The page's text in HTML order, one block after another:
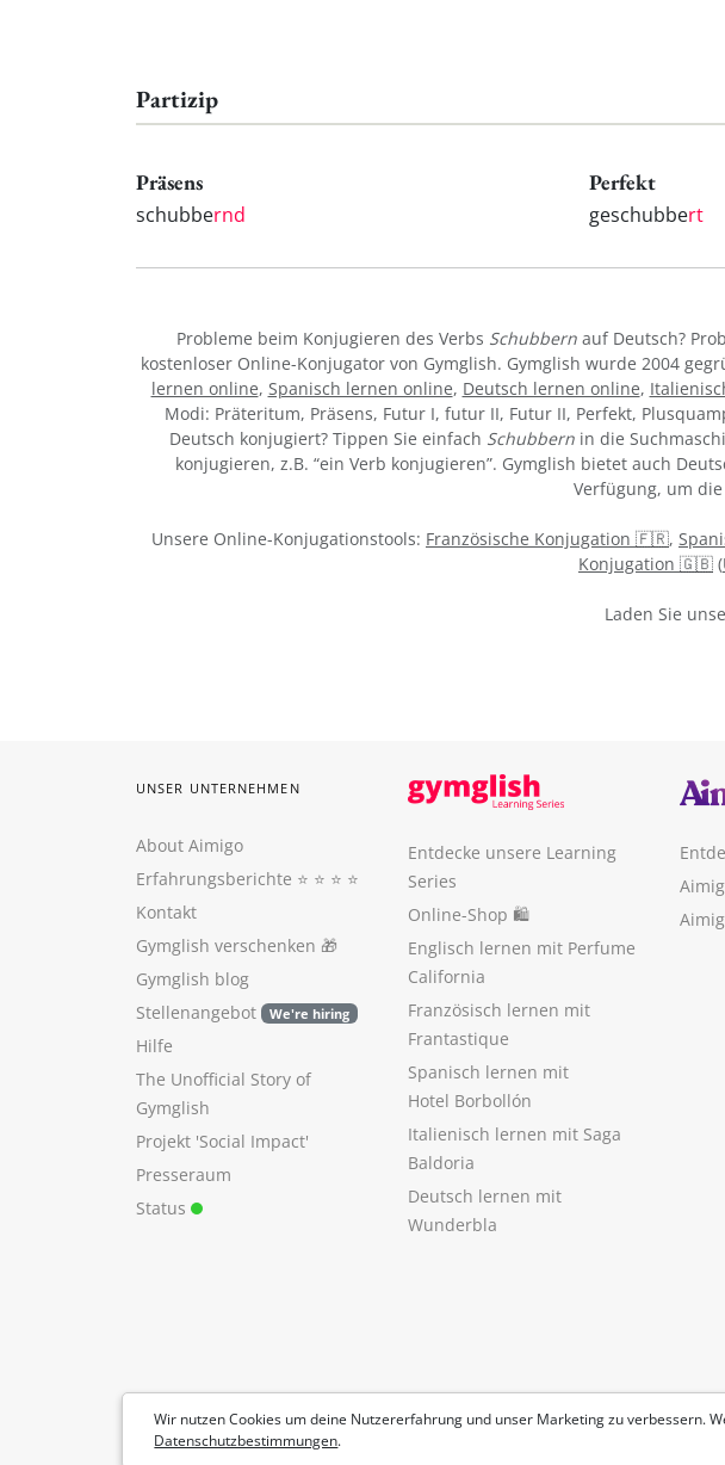
Partizip
Präsens
schubbernd
Perfekt
geschubbert
Probleme beim Konjugieren des Verbs Schubbern auf Deutsch?
kostenloser Online-Konjugator von Gymglish. Gymglish wurde 2004
lernen online, Spanisch lernen online, Deutsch lernen online,
Modi: Präteritum, Präsens, Futur I, futur II, Futur II, Perfekt,
Deutsch konjugiert? Tippen Sie einfach Schubbernin die
konjugieren, z.B. “ein Verb konjugieren”. Gymglish bietet auch
Verfügung, um die
Unsere Online-Konjugationstools: Französische Konjugation 🇫🇷,
Konjugation 🇬🇧 (
Laden Sie
Wir nutzen Cookies um deine Nutzererfahrung und unser Marketing zu verbessern.
Datenschutzbestimmungen.
UNSER UNTERNEHMEN
About Aimigo
Erfahrungsberichte ⭐️ ⭐️ ⭐️ ⭐️
Kontakt
Gymglish verschenken 🎁
Gymglish blog
Stellenangebot
We're hiring
Hilfe
The Unofficial Story of
Gymglish
Projekt 'Social Impact'
Presseraum
Status
Entdecke unsere Learning
Series
Online-Shop 🛍
Englisch lernen mit Perfume
California
Französisch lernen mit
Frantastique
Spanisch lernen mit
Hotel Borbollón
Italienisch lernen mit Saga
Baldoria
Deutsch lernen mit
Wunderbla